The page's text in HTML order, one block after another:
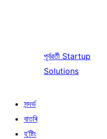
পূৰ্বৱৰ্তী Startup
Solutions
সন্দৰ্ভ
বাতৰি
হ’ষ্টিং